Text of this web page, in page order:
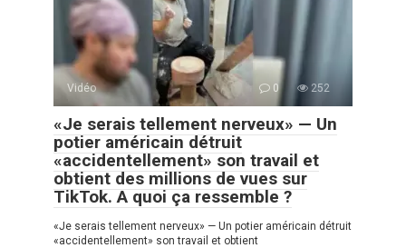
Vidéo 0 252
«Je serais tellement nerveux» — Un
potier américain détruit
«accidentellement» son travail et
obtient des millions de vues sur
TikTok. A quoi ça ressemble ?
«Je serais tellement nerveux» — Un potier américain détruit
«accidentellement» son travail et obtient